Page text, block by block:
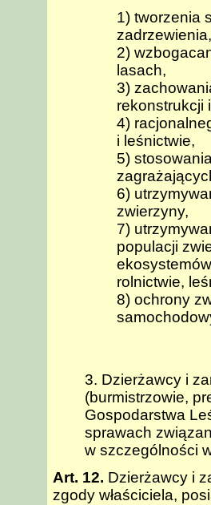
1) tworzenia
2)
lasach,
3)
rekonstrukcji
4)
i leśnictwie,
5)
6)
zwierzyny,
7)
populacji
rolnictwie,
8) ochrony
3. Dzierżawcy i
(burmistrzowie,
Gospodarstwa
sprawach
w szczególności
Art. 12. Dzierżawcy i
zgody właściciela,